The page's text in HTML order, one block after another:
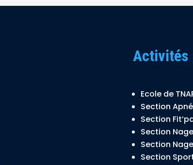
Activités
Ecole de
Section
Section
Section
Section
Section